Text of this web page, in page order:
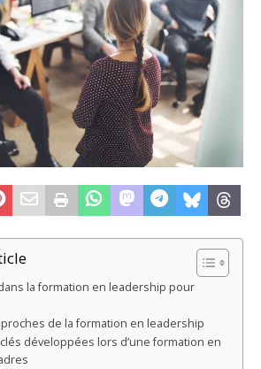
la formation en leadership pour
de la formation en leadership
développées lors d’une formation en